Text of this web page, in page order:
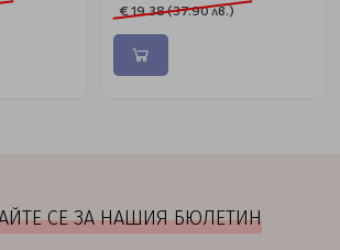
€ 19.38 (37.90 лв.)
СЕ ЗА НАШИЯ БЮЛЕТИН